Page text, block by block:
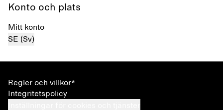
Konto och plats
Mitt konto
SE (Sv)
Regler och villkor*
Integritetspolicy